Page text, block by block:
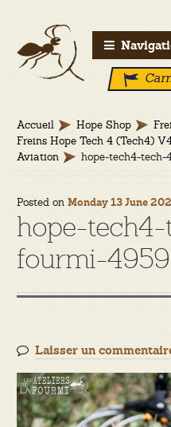
Aller
à
Aller
au
contenu
Accueil Hope Shop
Freins Hope Tech 4 (Tech4)
Aviation
hope-tech4-
Posted on Monday 13 June
hope-
fourmi-4959
Laisser un